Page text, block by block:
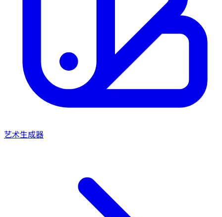
艺术生成器